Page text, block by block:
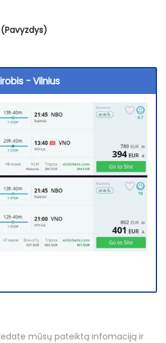
(Pavyzdys)
- Vilnius
mūsų pateiktą infomaciją ir